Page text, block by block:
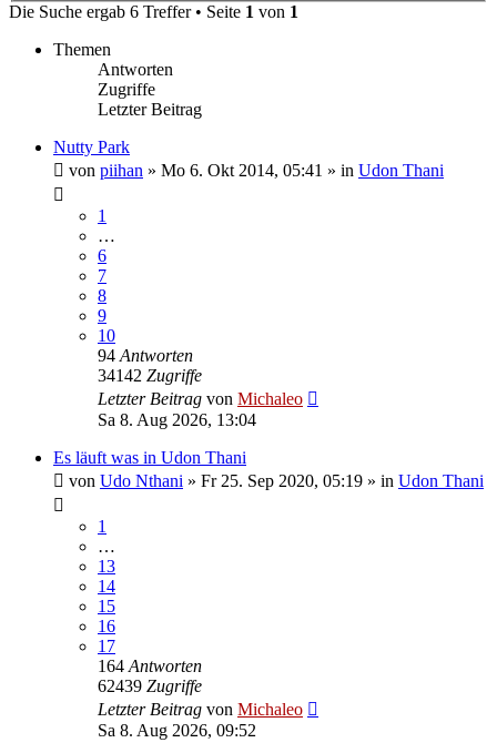
Die Suche ergab 6 Treffer • Seite 1 von 1
Themen
Antworten
Zugriffe
Letzter Beitrag
Nutty Park
von piihan » Mo 6. Okt 2014, 05:41 » in Udon Thani
1
…
6
7
8
9
10
94Antworten
34142 Zugriffe
Letzter Beitrag von Michaleo
Sa 8. Aug 2026, 13:04
Es läuft was in Udon Thani
von Udo Nthani » Fr 25. Sep 2020, 05:19 » in Udon Thani
1
…
13
14
15
16
17
164Antworten
62439 Zugriffe
Letzter Beitrag von Michaleo
Sa 8. Aug 2026, 09:52